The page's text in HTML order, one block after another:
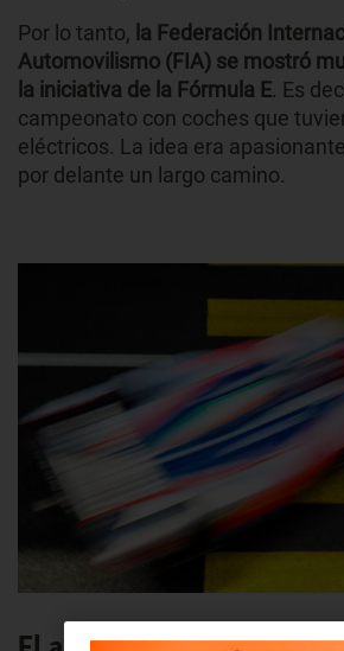
Por lo tanto, la Federación
Automovilismo (FIA) se mostró
la iniciativa de la Fórmula E. Es
campeonato con coches que
eléctricos. La idea era
por delante un largo camino.